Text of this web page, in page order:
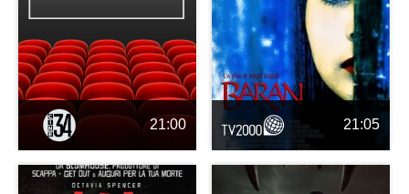
21:00 21:05